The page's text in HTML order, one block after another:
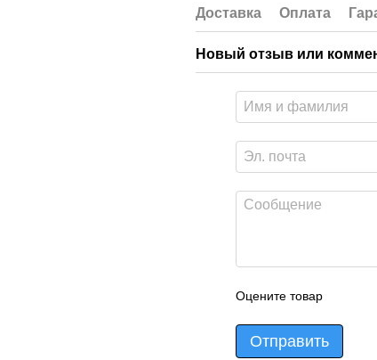
Доставка Оплата
Новый отзыв или
Оцените товар
Отправить